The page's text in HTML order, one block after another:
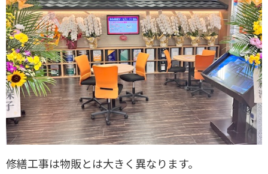
修繕工事は物販とは大きく異なります。